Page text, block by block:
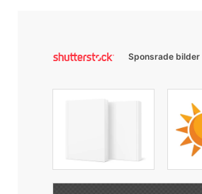
Sponsrade bilder